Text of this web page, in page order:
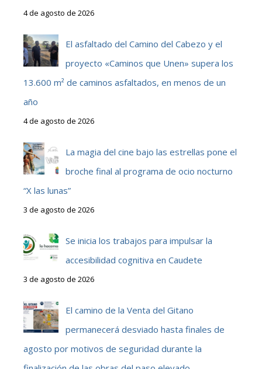
4 de agosto de 2026
El asfaltado del Camino del Cabezo y el
proyecto «Caminos que Unen» supera los
13.600 m² de caminos asfaltados, en menos de un
año
4 de agosto de 2026
La magia del cine bajo las estrellas pone el
broche final al programa de ocio nocturno
“X las lunas”
3 de agosto de 2026
Se inicia los trabajos para impulsar la
accesibilidad cognitiva en Caudete
3 de agosto de 2026
El camino de la Venta del Gitano
permanecerá desviado hasta finales de
agosto por motivos de seguridad durante la